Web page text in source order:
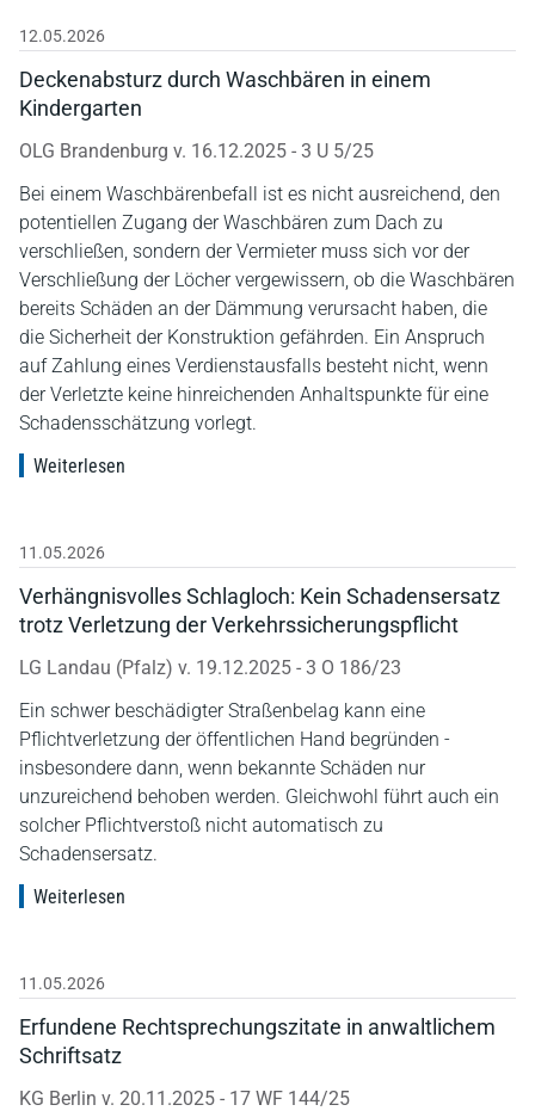
12.05.2026
Deckenabsturz durch Waschbären in einem
Kindergarten
OLG Brandenburg v. 16.12.2025 - 3 U 5/25
Bei einem Waschbärenbefall ist es nicht ausreichend, den
potentiellen Zugang der Waschbären zum Dach zu
verschließen, sondern der Vermieter muss sich vor der
Verschließung der Löcher vergewissern, ob die Waschbären
bereits Schäden an der Dämmung verursacht haben, die
die Sicherheit der Konstruktion gefährden. Ein Anspruch
auf Zahlung eines Verdienstausfalls besteht nicht, wenn
der Verletzte keine hinreichenden Anhaltspunkte für eine
Schadensschätzung vorlegt.
Weiterlesen
11.05.2026
Verhängnisvolles Schlagloch: Kein Schadensersatz
trotz Verletzung der Verkehrssicherungspflicht
LG Landau (Pfalz) v. 19.12.2025 - 3 O 186/23
Ein schwer beschädigter Straßenbelag kann eine
Pflichtverletzung der öffentlichen Hand begründen -
insbesondere dann, wenn bekannte Schäden nur
unzureichend behoben werden. Gleichwohl führt auch ein
solcher Pflichtverstoß nicht automatisch zu
Schadensersatz.
Weiterlesen
11.05.2026
Erfundene Rechtsprechungszitate in anwaltlichem
Schriftsatz
KG Berlin v. 20.11.2025 - 17 WF 144/25